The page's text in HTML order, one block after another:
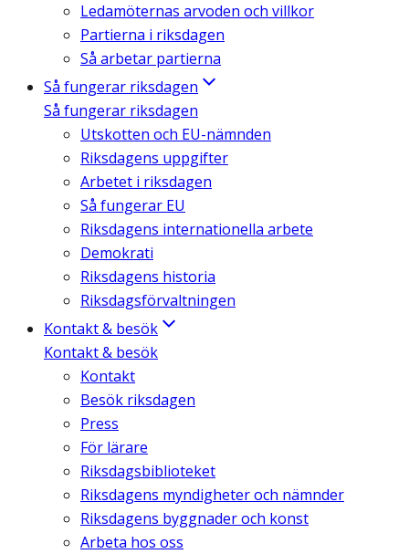
Ledamöternas arvoden och villkor
Partierna i riksdagen
Så arbetar partierna
Så fungerar riksdagen
Så fungerar riksdagen
Utskotten och EU-nämnden
Riksdagens uppgifter
Arbetet i riksdagen
Så fungerar EU
Riksdagens internationella arbete
Demokrati
Riksdagens historia
Riksdagsförvaltningen
Kontakt & besök
Kontakt & besök
Kontakt
Besök riksdagen
Press
För lärare
Riksdagsbiblioteket
Riksdagens myndigheter och nämnder
Riksdagens byggnader och konst
Arbeta hos oss